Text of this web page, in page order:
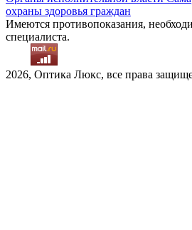
охраны здоровья граждан
Имеются противопоказания,
специалиста.
2026, Оптика Люкс, все права